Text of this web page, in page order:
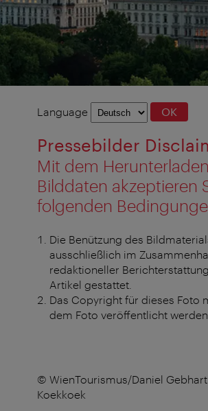
Language
Language OK
Pressebilder
Mit dem
Bilddaten akzeptieren
folgenden
Die Benützung des
ausschließlich im
redaktioneller
Artikel gestattet.
Das Copyright für dieses Foto
dem Foto veröffentlicht werden.
© WienTourismus/Daniel
Koekkoek